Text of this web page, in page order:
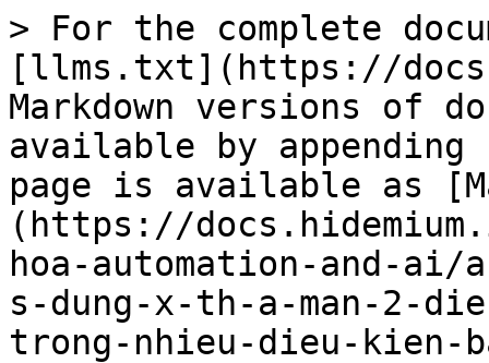
> For the complete
[llms.txt](https://
Markdown versions of
available by
page is available as
(https://
hoa-automation-and-ai/
s-dung-x-th-a-man-2-
trong-nhieu-dieu-kien-